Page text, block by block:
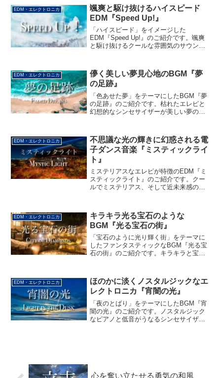
EDM・エレクトロニカ
颯爽と駆け抜けるハイスピード
EDM『Speed Up!』
「ハイスピード」をイメージした
EDM『Speed Up!』のご紹介です。颯爽
と駆け抜けるクールな雰囲気のサウンド
EDM・エレクトロニカ
儚く美しい夢見心地のBGM『夢
の足跡』
「色あせた夢」をテーマにしたBGM『夢
の足跡』のご紹介です。枯れたエレピと
幻想的なシンセサイザーが美しい夢のよ
EDM・エレクトロニカ
不思議な光の輝きに幻惑される電
子ダンス音楽『ミスティックライ
ト』
ミステリアスなエレピが特徴のEDM『ミ
スティックライト』のご紹介です。クー
ルでミステリアス、そして近未来感のあ
EDM・エレクトロニカ
キラキラ光る宝石のような
BGM『光る宝石の街』
「宝石のように光り輝く街」をテーマに
したファンタスティックなBGM『光る宝
石の街』のご紹介です。キラキラと宝石
EDM・エレクトロニカ
ほのかに淡くノスタルジックなエ
レクトロニカ『宵闇の光』
「夜のとばり」をテーマにしたBGM『宵
闇の光』のご紹介です。ノスタルジック
なピアノと低音がうなるシンセサイザー
心を奮い立たせる勇気の和風